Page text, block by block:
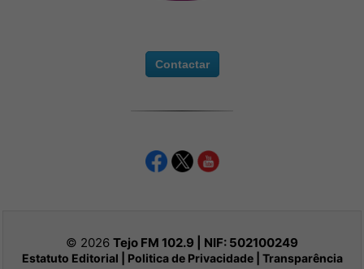
Contactar
© 2026 Tejo FM 102.9 | NIF: 502100249
Estatuto Editorial Politica de Privacidade| Transparência